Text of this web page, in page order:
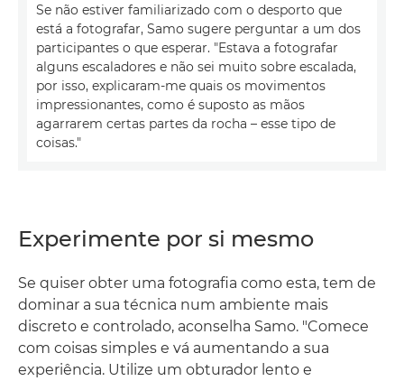
Se não estiver familiarizado com o desporto que
está a fotografar, Samo sugere perguntar a um dos
participantes o que esperar. "Estava a fotografar
alguns escaladores e não sei muito sobre escalada,
por isso, explicaram-me quais os movimentos
impressionantes, como é suposto as mãos
agarrarem certas partes da rocha – esse tipo de
coisas."
Experimente por si mesmo
Se quiser obter uma fotografia como esta, tem de
dominar a sua técnica num ambiente mais
discreto e controlado, aconselha Samo. "Comece
com coisas simples e vá aumentando a sua
experiência. Utilize um obturador lento e